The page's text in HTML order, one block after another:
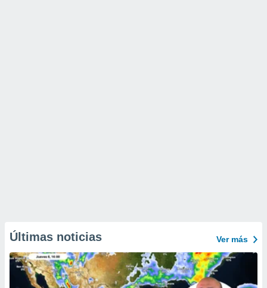
Últimas noticias Ver más